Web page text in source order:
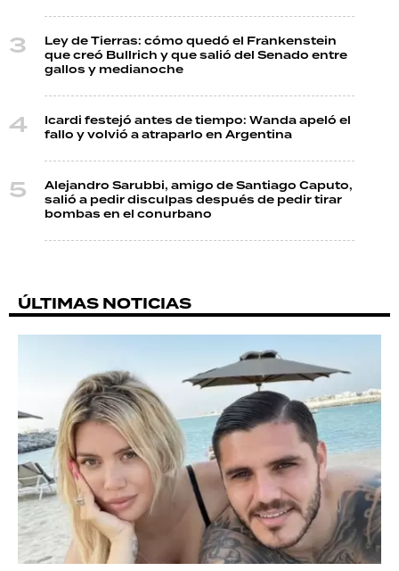
Ley de Tierras: cómo quedó el Frankenstein
que creó Bullrich y que salió del Senado entre
gallos y medianoche
Icardi festejó antes de tiempo: Wanda apeló el
fallo y volvió a atraparlo en Argentina
Alejandro Sarubbi, amigo de Santiago Caputo,
salió a pedir disculpas después de pedir tirar
bombas en el conurbano
ÚLTIMAS NOTICIAS